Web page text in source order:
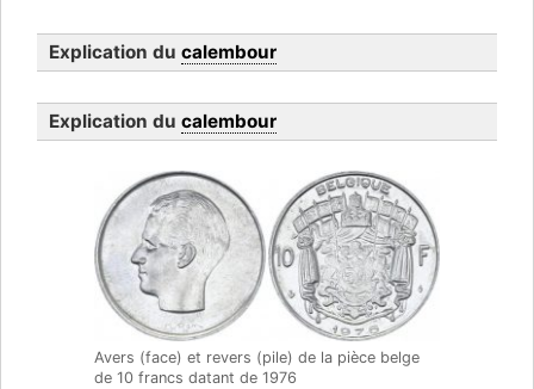
Explication du calembour
Explication du calembour
Avers (face) et revers (pile) de la pièce belge
de 10 francs datant de 1976